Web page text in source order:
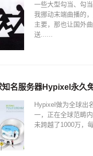
一些大型勾当、勾
我挪动末端曲播的
主要，那也让国外
送......
知名服务器Hypixel永久
Hypixel做为全球出
一，正在全球范畴
未跨越了1000万，